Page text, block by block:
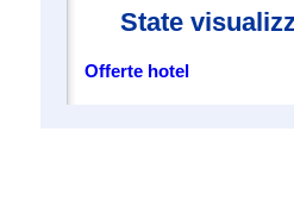
State
Offerte hotel